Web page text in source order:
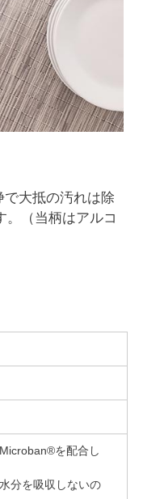
大抵の汚れは除
当柄はアルコ
を配合し
分を吸収しないの